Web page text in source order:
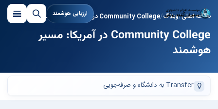
ارزیابی هوشمند صفحه اصلی وبلاگ Community College در آمریکا: مسیر هوشمند
Community College در آمریکا: مسیر
هوشمند
Transfer به دانشگاه و صرفه‌جویی.